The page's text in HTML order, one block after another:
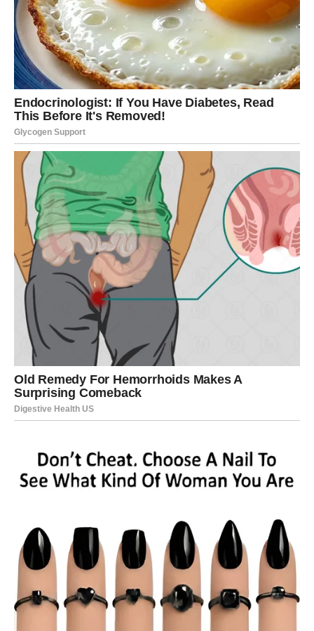
snažnije nego što očekujete.
Međutim, zvijezde vas upozoravaju da ne donosite
odluke samo srcem. Važno je da pažljivo procijenite da li
se ta osoba zaista promijenila i da li sada može pružiti
ono što vam je nekada nedostajalo.
Zvijezde vam savjetuju da slušate
svoju intuiciju
Najveća greška koju biste sada mogle napraviti jeste da
ignorišete ono što osjećate samo zato što se bojite novih
povreda. Bez obzira na to da li želite novu priliku sa tom
odgovore koje dugo tražite.
Pred vama je veoma važan razgovor tokom kojeg bi
mogla bi vam priznati koliko ste joj nedostajale i koliko je
tek sada shvatila šta je izgubila.
Zvijezde vam savjetuju da slušate intuiciju. Ako osjetite
da se ta osoba zaista promijenila i da dolazi sa iskrenim
emocijama, možda biste trebale dati sebi priliku da vidite